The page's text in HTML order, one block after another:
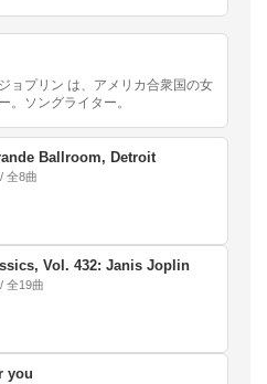
ョプリン は、アメリカ合衆国の女
。ソングライター。
Ballroom, Detroit
全8曲
Vol. 432: Janis Joplin
全19曲
you